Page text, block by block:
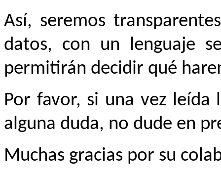
Así, seremos
datos, con un lenguaje
permitirán decidir qué
Por favor, si una vez
alguna duda, no dude en
Muchas gracias por su